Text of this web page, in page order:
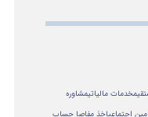
خدمات مالیاتیمشاوره
اجتماعیاخذ مفاصا حساب